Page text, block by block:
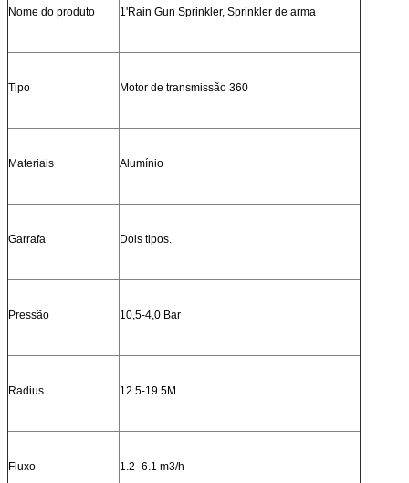
Nome do produto 1'Rain Gun Sprinkler, Sprinkler de arma
Tipo Motor de transmissão 360
Materiais Alumínio
Garrafa Dois tipos.
Pressão 10,5-4,0 Bar
Radius 12.5-19.5M
Fluxo 1.2 -6.1 m3/h